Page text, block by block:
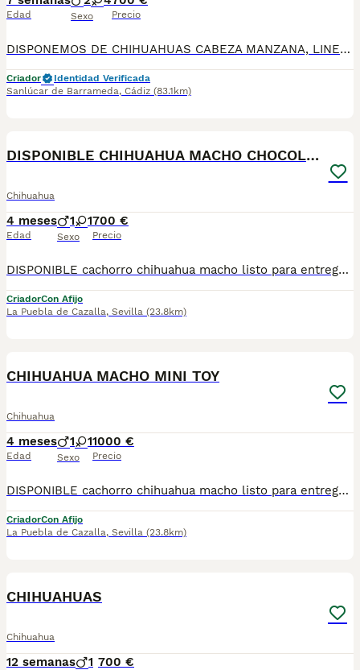
Edad Sexo Precio
DISPONEMOS DE CHIHUAHUAS CABEZA MANZANA, LINEA RUSA DE MUCHA VARIEDAD DE COLORES , BLUE, MERLE BLUE, ARLEQUIN , CHOCOLATE, LILAC, NEGRO FUEGO, MERLES, NARANJAS,
Criador
Identidad Verificada
Sanlúcar de Barrameda, Cádiz (83.1km)
DISPONIBLE CHIHUAHUA MACHO CHOCOLATE
Chihuahua
4 meses
Edad
1 1
Sexo
700 €
Precio
DISPONIBLE cachorro chihuahua macho listo para entregarla miniatura toy tamaño muy pequeño . FOTOS REALES. Tiene muy buen carácter criado en entorno familiar cariñosos y muy jugueton ideal para compañías se entrega revisado por nuestro veterinario desparacitado con dos vacunas. enseñado hacer sus necesidades en empapadera se envia a todas españa más información por WhatsApp o llamadas 602212186 saludo
CriadorCon Afijo
La Puebla de Cazalla, Sevilla (23.8km)
CHIHUAHUA MACHO MINI TOY
Chihuahua
4 meses
Edad
1 1
Sexo
1000 €
Precio
DISPONIBLE cachorro chihuahua macho listo para entregarla miniatura toy tamaño muy pequeño . FOTOS REALES. Tiene muy buen carácter criado en entorno familiar cariñosos y muy jugueton ideal para compañías se entrega revisado por nuestro veterinario desparacitado con dos vacunas. enseñado hacer sus necesidades en empapadera se envia a todas españa más información por WhatsApp o llamadas 602212186 saludo
CriadorCon Afijo
La Puebla de Cazalla, Sevilla (23.8km)
CHIHUAHUAS
Chihuahua
12 semanas 1 700 €